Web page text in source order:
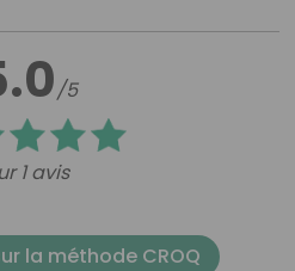
/5
1 avis
la méthode CROQ